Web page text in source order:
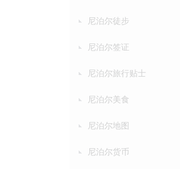
尼泊尔徒步
尼泊尔签证
尼泊尔旅行贴士
尼泊尔美食
尼泊尔地图
尼泊尔货币